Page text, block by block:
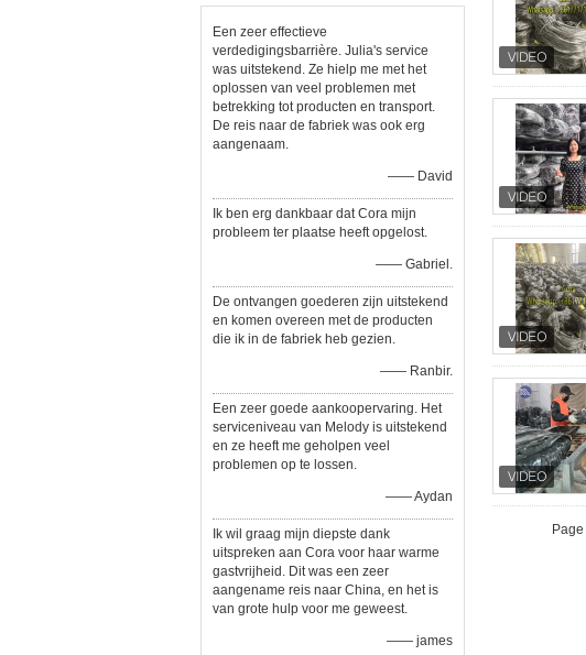
Een zeer effectieve
verdedigingsbarrière. Julia's service
was uitstekend. Ze hielp me met het
oplossen van veel problemen met
betrekking tot producten en transport.
De reis naar de fabriek was ook erg
aangenaam.
—— David
Ik ben erg dankbaar dat Cora mijn
probleem ter plaatse heeft opgelost.
—— Gabriel.
De ontvangen goederen zijn uitstekend
en komen overeen met de producten
die ik in de fabriek heb gezien.
—— Ranbir.
Een zeer goede aankoopervaring. Het
serviceniveau van Melody is uitstekend
en ze heeft me geholpen veel
problemen op te lossen.
—— Aydan
Ik wil graag mijn diepste dank
uitspreken aan Cora voor haar warme
gastvrijheid. Dit was een zeer
aangename reis naar China, en het is
van grote hulp voor me geweest.
—— james